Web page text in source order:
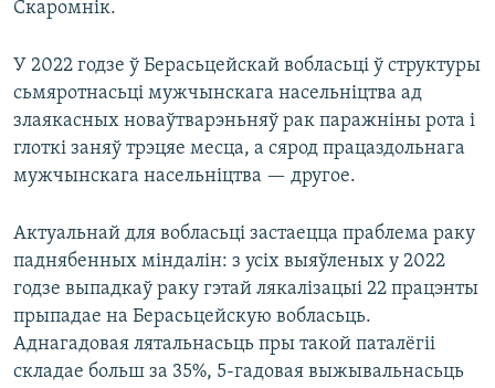
Скаромнік.
У 2022 годзе ў Берасьцейскай вобласьці ў структуры
сьмяротнасьці мужчынскага насельніцтва ад
злаякасных новаўтварэньняў рак паражніны рота і
глоткі заняў трэцяе месца, а сярод працаздольнага
мужчынскага насельніцтва — другое.
Актуальнай для вобласьці застаецца праблема раку
паднябенных міндалін: з усіх выяўленых у 2022
годзе выпадкаў раку гэтай лякалізацыі 22 працэнты
прыпадае на Берасьцейскую вобласьць.
Аднагадовая лятальнасьць пры такой паталёгіі
складае больш за 35%, 5-гадовая выжывальнасьць